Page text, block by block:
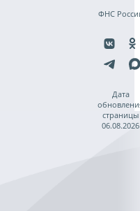
ФНС
Дата
страницы
06.08.2026